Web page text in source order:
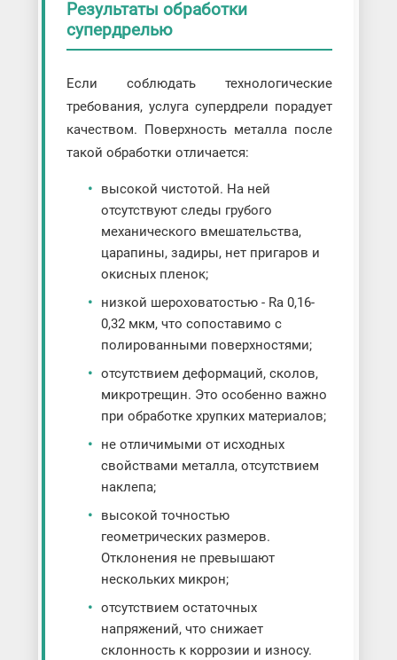
Результаты обработки
супердрелью
Если соблюдать технологические
требования, услуга супердрели порадует
качеством. Поверхность металла после
такой обработки отличается:
высокой чистотой. На ней
отсутствуют следы грубого
механического вмешательства,
царапины, задиры, нет пригаров и
окисных пленок;
низкой шероховатостью - Ra 0,16-
0,32 мкм, что сопоставимо с
полированными поверхностями;
отсутствием деформаций, сколов,
микротрещин. Это особенно важно
при обработке хрупких материалов;
не отличимыми от исходных
свойствами металла, отсутствием
наклепа;
высокой точностью
геометрических размеров.
Отклонения не превышают
нескольких микрон;
отсутствием остаточных
напряжений, что снижает
склонность к коррозии и износу.